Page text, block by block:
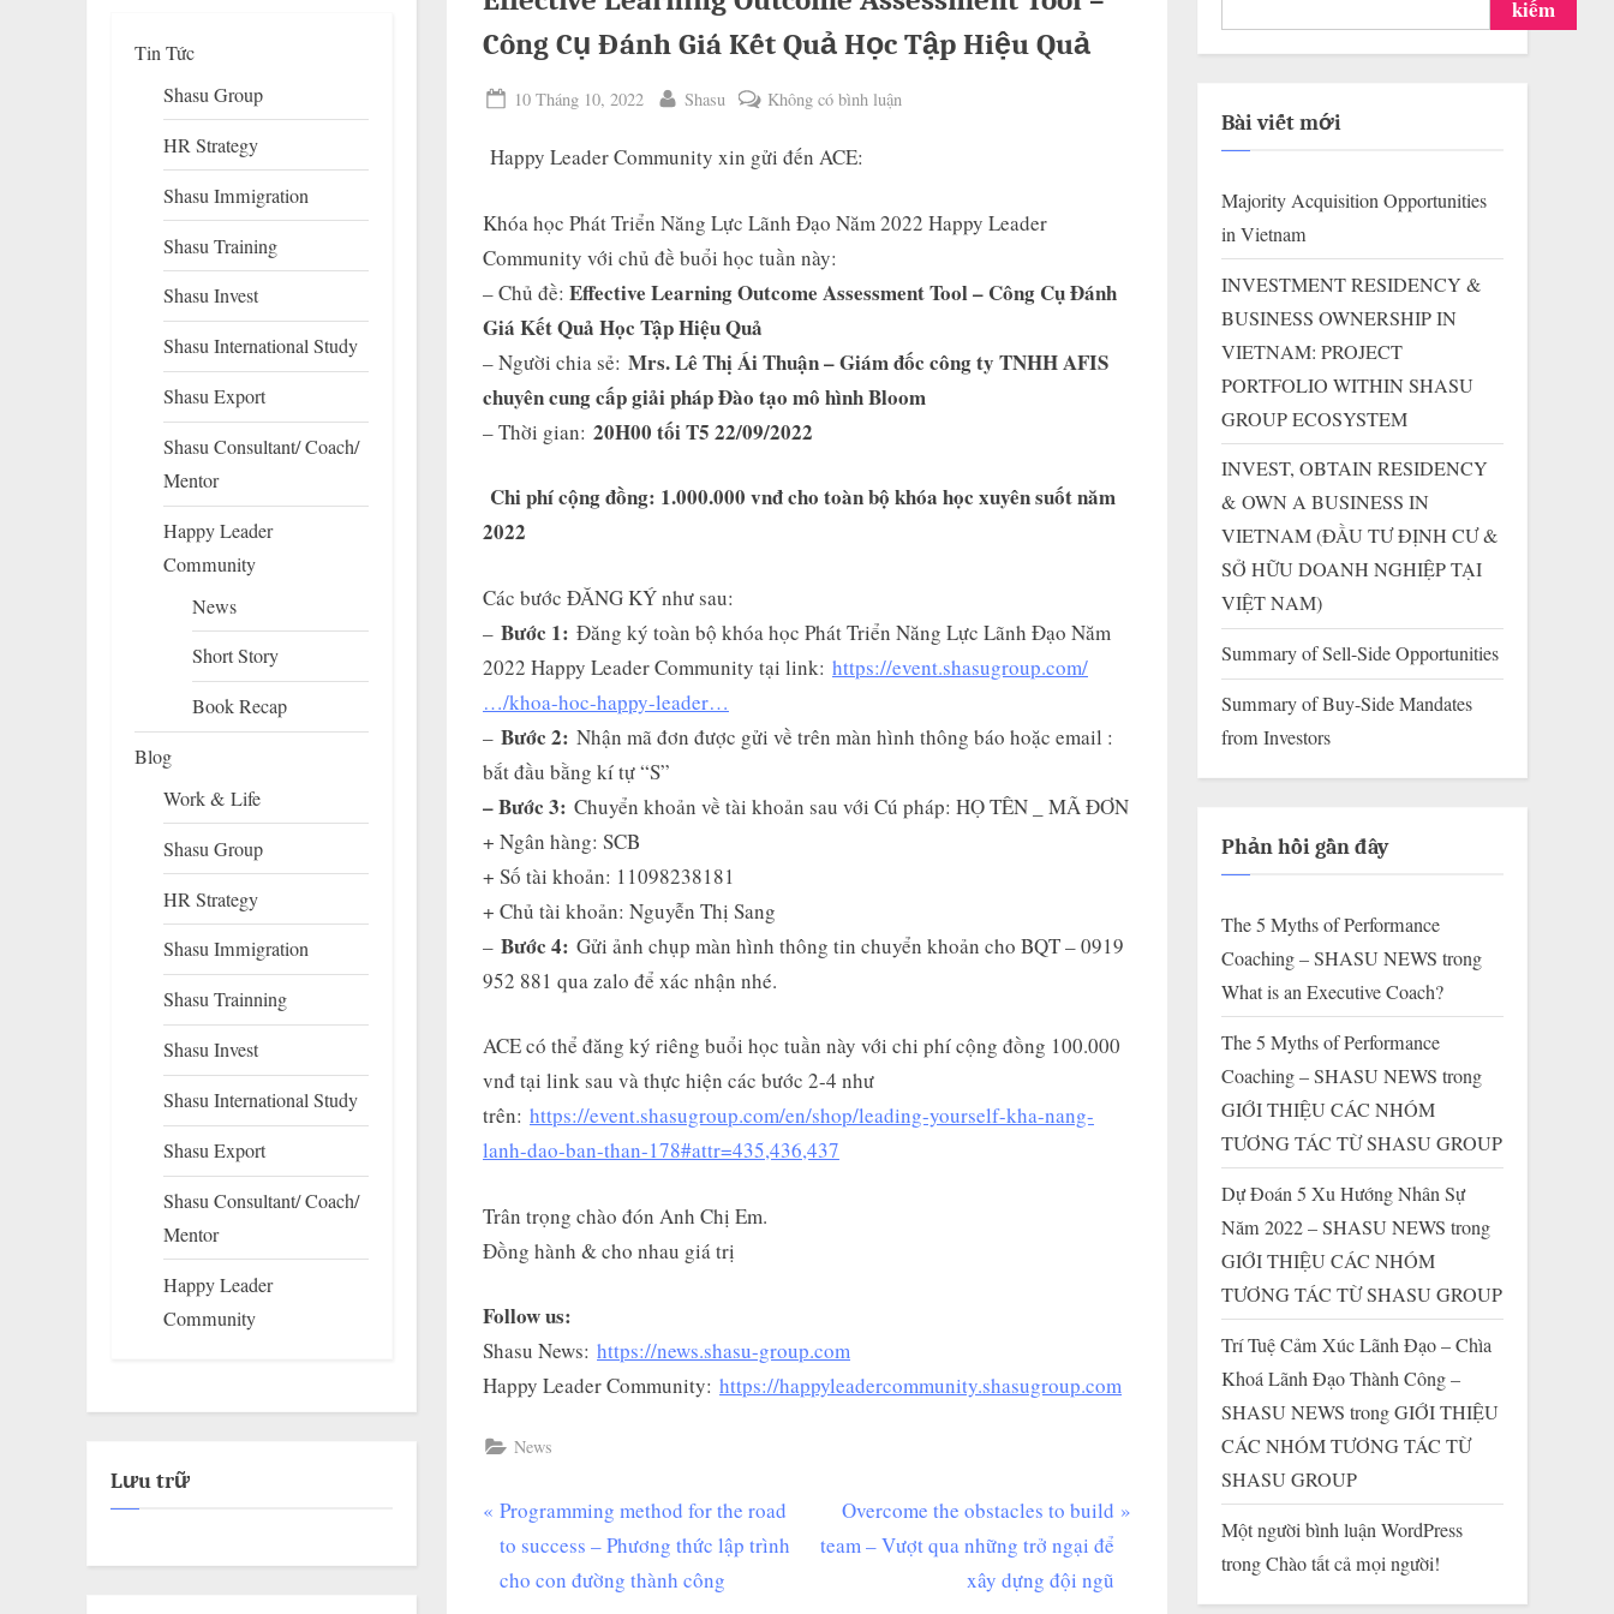
Toggle
sub-
menu
Công Cụ Đánh Giá Kết Quả Học Tập Hiệu Quả
Posted
10 Tháng 10, 2022 By
Shasu Không có bình luận
Assessment
Công
Đánh
Giá
Học
Happy Leader Community xin gửi đến ACE:
Khóa học Phát Triển Năng Lực Lãnh Đạo Năm 2022 Happy Leader
Community với chủ đề buổi học tuần này:
– Chủ đề: Effective Learning Outcome Assessment Tool – Công Cụ Đánh
Giá Kết Quả Học Tập Hiệu Quả
– Người chia sẻ: Mrs. Lê Thị Ái Thuận – Giám đốc công ty TNHH AFIS
chuyên cung cấp giải pháp Đào tạo mô hình Bloom
– Thời gian: 20H00 tối T5 22/09/2022
Chi phí cộng đồng: 1.000.000 vnđ cho toàn bộ khóa học xuyên suốt năm
2022
Các bước ĐĂNG KÝ như sau:
– Bước 1: Đăng ký toàn bộ khóa học Phát Triển Năng Lực Lãnh Đạo Năm
2022 Happy Leader Community tại link: https://event.shasugroup.com/
…/khoa-hoc-happy-leader…
– Bước 2: Nhận mã đơn được gửi về trên màn hình thông báo hoặc email :
bắt đầu bằng kí tự “S”
– Bước 3: Chuyển khoản về tài khoản sau với Cú pháp: HỌ TÊN _ MÃ ĐƠN
+ Ngân hàng: SCB
+ Số tài khoản: 11098238181
+ Chủ tài khoản: Nguyễn Thị Sang
– Bước 4: Gửi ảnh chụp màn hình thông tin chuyển khoản cho BQT – 0919
952 881 qua zalo để xác nhận nhé.
ACE có thể đăng ký riêng buổi học tuần này với chi phí cộng đồng 100.000
vnđ tại link sau và thực hiện các bước 2-4 như
trên: https://event.shasugroup.com/en/shop/leading-yourself-kha-nang-
lanh-dao-ban-than-178#attr=435,436,437
Trân trọng chào đón Anh Chị Em.
Đồng hành & cho nhau giá trị
Follow us:
Shasu News: https://news.shasu-group.com
Happy Leader Community: https://happyleadercommunity.shasugroup.com
News
Điều
hướng
P
r
e
Programming method for the road
to success – Phương thức lập trình
cho con đường thành công
N
e
Overcome the obstacles to build
team – Vượt qua những trở ngại để
xây dựng đội ngũ
Tin Tức
Shasu Group
HR Strategy
Shasu Immigration
Shasu Training
Shasu Invest
Shasu International Study
Shasu Export
Shasu Consultant/ Coach/
Mentor
Happy Leader
Community
News
Short Story
Book Recap
Blog
Work & Life
Shasu Group
HR Strategy
Shasu Immigration
Shasu Trainning
Shasu Invest
Shasu International Study
Shasu Export
Shasu Consultant/ Coach/
Mentor
Happy Leader
Community
Lưu trữ
kiếm
Bài viết mới
Majority Acquisition Opportunities
in Vietnam
INVESTMENT RESIDENCY &
BUSINESS OWNERSHIP IN
VIETNAM: PROJECT
PORTFOLIO WITHIN SHASU
GROUP ECOSYSTEM
INVEST, OBTAIN RESIDENCY
& OWN A BUSINESS IN
VIETNAM (ĐẦU TƯ ĐỊNH CƯ &
SỞ HỮU DOANH NGHIỆP TẠI
VIỆT NAM)
Summary of Sell-Side Opportunities
Summary of Buy-Side Mandates
from Investors
Phản hồi gần đây
The 5 Myths of Performance
Coaching – SHASU NEWS trong
What is an Executive Coach?
The 5 Myths of Performance
Coaching – SHASU NEWS trong
GIỚI THIỆU CÁC NHÓM
TƯƠNG TÁC TỪ SHASU GROUP
Dự Đoán 5 Xu Hướng Nhân Sự
Năm 2022 – SHASU NEWS trong
GIỚI THIỆU CÁC NHÓM
TƯƠNG TÁC TỪ SHASU GROUP
Trí Tuệ Cảm Xúc Lãnh Đạo – Chìa
Khoá Lãnh Đạo Thành Công –
SHASU NEWS trongGIỚI THIỆU
CÁC NHÓM TƯƠNG TÁC TỪ
SHASU GROUP
Một người bình luận WordPress
trongChào tất cả mọi người!